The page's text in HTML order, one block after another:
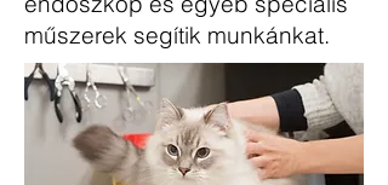
műszerek segítik munkánkat.